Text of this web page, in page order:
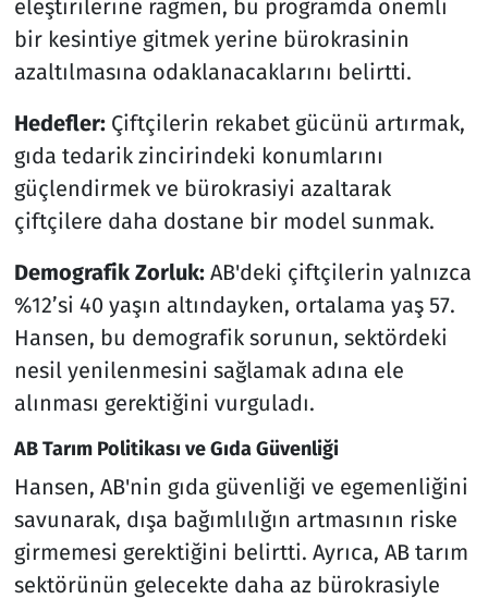
eleştirilerine rağmen, bu programda önemli
bir kesintiye gitmek yerine bürokrasinin
azaltılmasına odaklanacaklarını belirtti.
Hedefler:Çiftçilerin rekabet gücünü artırmak,
gıda tedarik zincirindeki konumlarını
güçlendirmek ve bürokrasiyi azaltarak
çiftçilere daha dostane bir model sunmak.
Demografik Zorluk:AB'deki çiftçilerin yalnızca
%12’si 40 yaşın altındayken, ortalama yaş 57.
Hansen, bu demografik sorunun, sektördeki
nesil yenilenmesini sağlamak adına ele
alınması gerektiğini vurguladı.
AB Tarım Politikası ve Gıda Güvenliği
Hansen, AB'nin gıda güvenliği ve egemenliğini
savunarak, dışa bağımlılığın artmasının riske
girmemesi gerektiğini belirtti. Ayrıca, AB tarım
sektörünün gelecekte daha az bürokrasiyle